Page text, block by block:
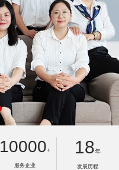
10000+
服务企业
18年
发展历程